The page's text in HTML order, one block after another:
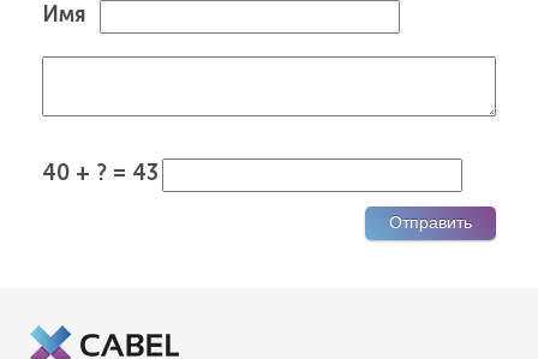
Имя
40 + ? = 43